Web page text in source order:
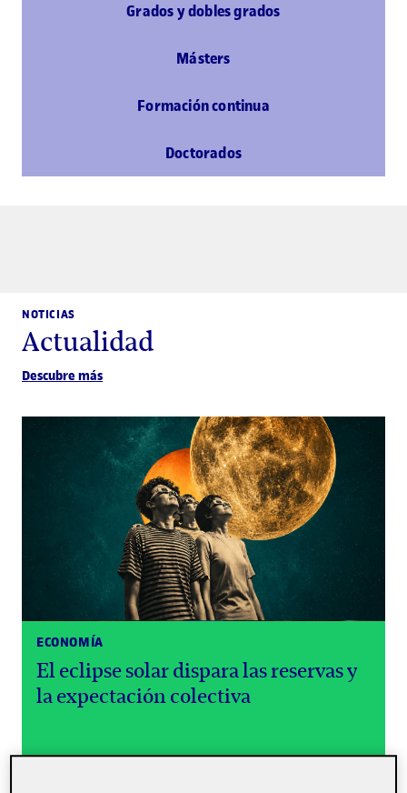
Grados y dobles grados
Másters
Formación continua
Doctorados
NOTICIAS
Actualidad
Descubre más
ECONOMÍA
El eclipse solar dispara las reservas y
la expectación colectiva